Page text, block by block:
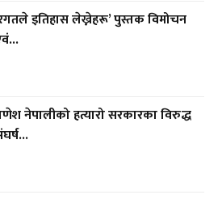
इतिहास लेख्नेहरू’ पुस्तक विमोचन
नेपालीको हत्यारो सरकारका विरुद्ध